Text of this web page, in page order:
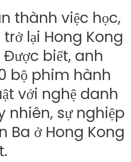
thành việc học,
lại Hong Kong
biết, anh
bộ phim hành
với nghệ danh
nhiên, sự nghiệp
Ba ở Hong Kong